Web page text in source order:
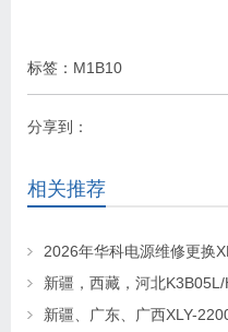
标签： M1B10
分享到：
相关推荐